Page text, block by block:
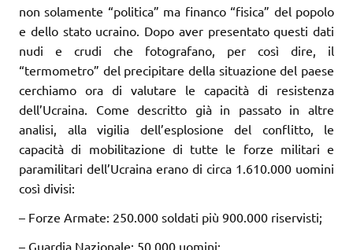
non solamente “politica” ma financo “fisica” del popolo
e dello stato ucraino. Dopo aver presentato questi dati
nudi e crudi che fotografano, per così dire, il
“termometro” del precipitare della situazione del paese
cerchiamo ora di valutare le capacità di resistenza
dell’Ucraina. Come descritto già in passato in altre
analisi, alla vigilia dell’esplosione del conflitto, le
capacità di mobilitazione di tutte le forze militari e
paramilitari dell’Ucraina erano di circa 1.610.000 uomini
così divisi:
– Forze Armate: 250.000 soldati più 900.000 riservisti;
– Guardia Nazionale: 50.000 uomini;